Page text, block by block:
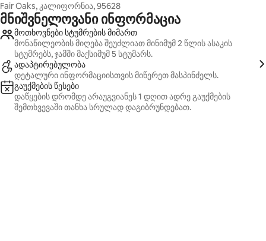
Fair Oaks, კალიფორნია, 95628
მნიშვნელოვანი ინფორმაცია
მოთხოვნები სტუმრების მიმართ
მონაწილეობის მიღება შეუძლიათ მინიმუმ 2 წლის ასაკის
სტუმრებს, ჯამში მაქსიმუმ 5 სტუმარს.
ადაპტირებულობა
დეტალური ინფორმაციისთვის მიწერეთ მასპინძელს.
გაუქმების წესები
დაწყების დრომდე არაუგვიანეს 1 დღით ადრე გაუქმების
შემთხვევაში თანხა სრულად დაგიბრუნდებათ.